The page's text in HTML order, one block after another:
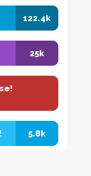
122.4k
25k
5.8k